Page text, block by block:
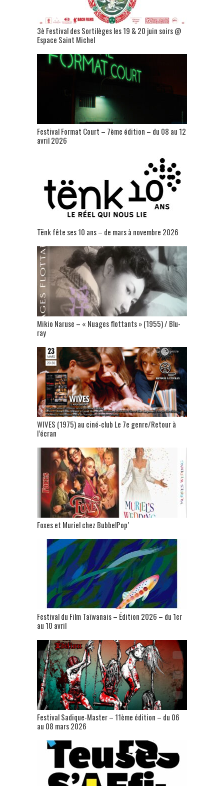
3è Festival des Sortilèges les 19 & 20 juin soirs @
Espace Saint Michel
Festival Format Court – 7ème édition – du 08 au 12
avril 2026
Tënk fête ses 10 ans – de mars à novembre 2026
Mikio Naruse – « Nuages flottants » (1955) / Blu-
ray
WIVES (1975) au ciné-club Le 7e genre/Retour à
l’écran
Foxes et Muriel chez BubbelPop’
Festival du Film Taïwanais – Édition 2026 – du 1er
au 10 avril
Festival Sadique-Master – 11ème édition – du 06
au 08 mars 2026